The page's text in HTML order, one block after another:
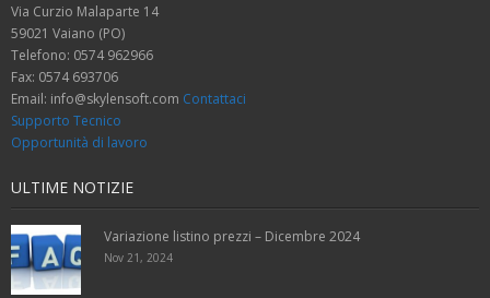
Via Curzio Malaparte 14
59021 Vaiano (PO)
Telefono: 0574 962966
Fax: 0574 693706
Email: info@skylensoft.com Contattaci
Supporto Tecnico
Opportunità di lavoro
ULTIME NOTIZIE
Variazione listino prezzi – Dicembre 2024
Nov 21, 2024